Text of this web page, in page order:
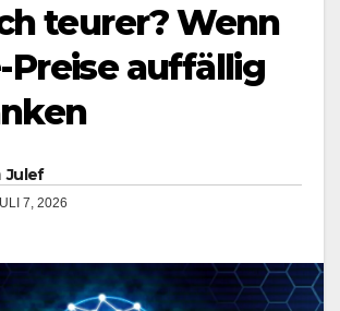
teurer? Wenn
Preise auffällig
Julef
7, 2026